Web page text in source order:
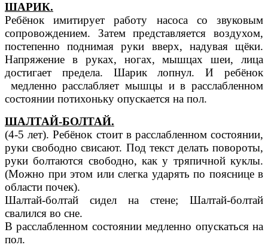
ШАРИК.
Ребёнок имитирует работу насоса со звуковым
сопровождением. Затем представляется воздухом,
постепенно поднимая руки вверх, надувая щёки.
Напряжение в руках, ногах, мышцах шеи, лица
достигает предела. Шарик лопнул. И ребёнок
медленно расслабляет мышцы и в расслабленном
состоянии потихоньку опускается на пол.
ШАЛТАЙ-БОЛТАЙ.
(4-5 лет). Ребёнок стоит в расслабленном состоянии,
руки свободно свисают. Под текст делать повороты,
руки болтаются свободно, как у тряпичной куклы.
(Можно при этом или слегка ударять по пояснице в
области почек).
Шалтай-болтай сидел на стене; Шалтай-болтай
свалился во сне.
В расслабленном состоянии медленно опускаться на
пол.